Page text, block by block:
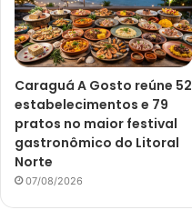
Caraguá A Gosto reúne 52
estabelecimentos e 79
pratos no maior festival
gastronômico do Litoral
Norte
07/08/2026